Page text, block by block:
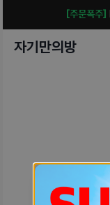
[주문폭주]
자기만의방